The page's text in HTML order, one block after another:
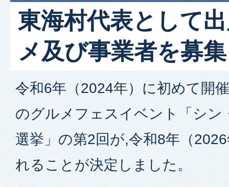
東海村代表として
メ及び事業者を募
令和6年（2024年）に初めて開
のグルメフェスイベント「シン
選挙」の第2回が,令和8年（
れることが決定しました。